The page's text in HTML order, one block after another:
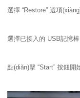
選擇 “Restore” 選項
選擇已接入的 USB記憶棒
點(diǎn)擊 “Start” 按鈕開